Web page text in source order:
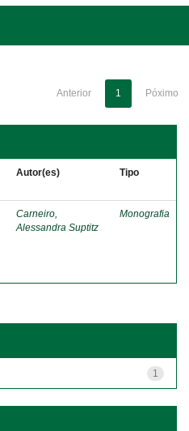
Anterior 1 Póximo
Autor(es) Tipo
Carneiro,
Alessandra Suptitz
Monografia
1